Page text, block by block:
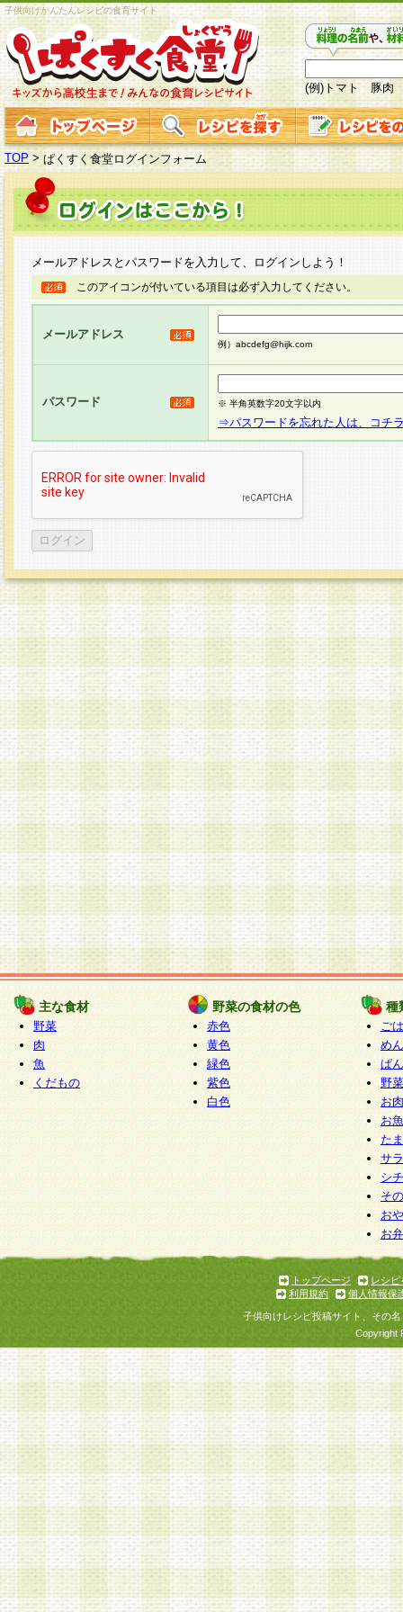
子供向けかんたんレシピの食育サイト
(例)トマト 豚肉
TOP > ぱくすく食堂ログインフォーム
メールアドレスとパスワードを入力して、ログインしよう！
このアイコンが付いている項目は必ず入力してください。
メールアドレス
例）abcdefg@hijk.com
パスワード ※ 半角英数字20文字以内
⇒パスワードを忘れた人は、コチ
主な食材
野菜
肉
魚
くだもの
野菜の食材の色
赤色
黄色
緑色
紫色
白色
種
ご
めん
ぱん
野
お
お
た
サ
シ
そ
お
お
トップページ
レシピ
利用規約
個人情報保
子供向けレシピ投稿サイト、その
Copyright